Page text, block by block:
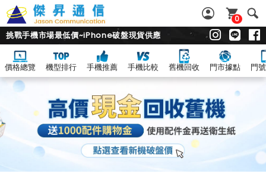
0
挑戰手機市場最低價~iPhone破盤現貨供應
價格總覽 機型排行 手機推薦 手機比較 舊機回收 門市據點 門